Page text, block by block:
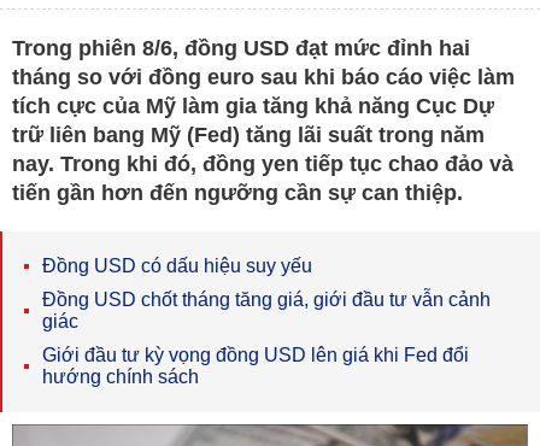
Trong phiên 8/6, đồng USD đạt mức đỉnh hai
tháng so với đồng euro sau khi báo cáo việc làm
tích cực của Mỹ làm gia tăng khả năng Cục Dự
trữ liên bang Mỹ (Fed) tăng lãi suất trong năm
nay. Trong khi đó, đồng yen tiếp tục chao đảo và
tiến gần hơn đến ngưỡng cần sự can thiệp.
Đồng USD có dấu hiệu suy yếu
Đồng USD chốt tháng tăng giá, giới đầu tư vẫn cảnh
giác
Giới đầu tư kỳ vọng đồng USD lên giá khi Fed đổi
hướng chính sách